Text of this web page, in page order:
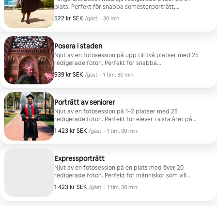
plats. Perfekt för snabba semesterporträtt,
ensamresenärer och par.
522 kr SEK /gäst
522 kr SEK per gäst
, · 30 min.
Posera i staden
Njut av en fotosession på upp till två platser med 25
redigerade foton. Perfekt för snabba
semesterporträtt, ensamresenärer, par och
resebloggare.
939 kr SEK /gäst
939 kr SEK per gäst
, · 1 tim. 30 min.
Porträtt av seniorer
Njut av en fotosession på 1–2 platser med 25
redigerade foton. Perfekt för elever i sista året på
gymnasiet eller college som vill fira sitt stora tillfälle
denna examenstid!
1 423 kr SEK /gäst
1 423 kr SEK per gäst
, · 1 tim. 30 min.
Expressporträtt
Njut av en fotosession på en plats med över 20
redigerade foton. Perfekt för människor som vill
uppdatera sin företagsprofil eller sociala medier med
porträttfoton och karriärinriktade miljöporträtt!
1 423 kr SEK /gäst
1 423 kr SEK per gäst
, · 1 tim. 30 min.